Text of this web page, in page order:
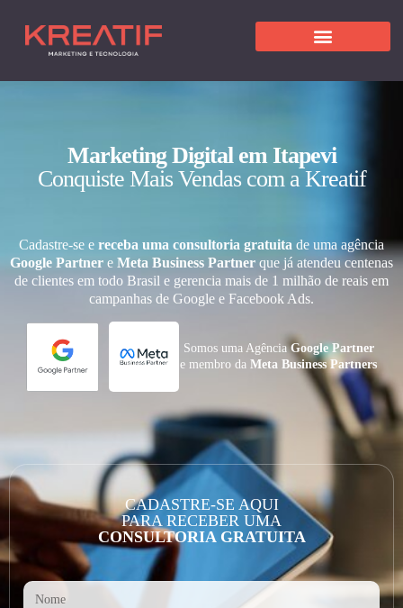
Marketing Digital em Itapevi
Conquiste Mais Vendas com a Kreatif
Cadastre-se e receba uma consultoria gratuita de uma agência
Google Partner e Meta Business Partner que já atendeu centenas
de clientes em todo Brasil e gerencia mais de 1 milhão de reais em
campanhas de Google e Facebook Ads.
Somos uma AgênciaGoogle Partner
e membro daMeta Business Partners
CADASTRE-SE AQUI
PARA RECEBER UMA
CONSULTORIA GRATUITA